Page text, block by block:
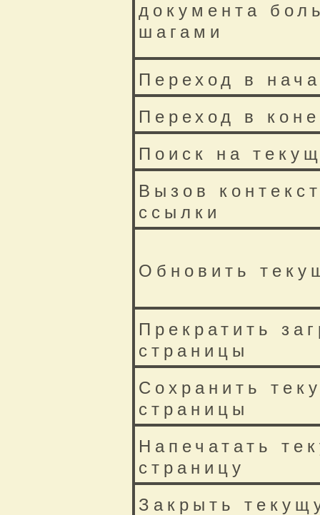
документа
шагами
Переход в
Переход в
Поиск на
Вызов
ссылки
Обновить
Прекратить
страницы
Сохранить
страницы
Напечатать
страницу
Закрыть